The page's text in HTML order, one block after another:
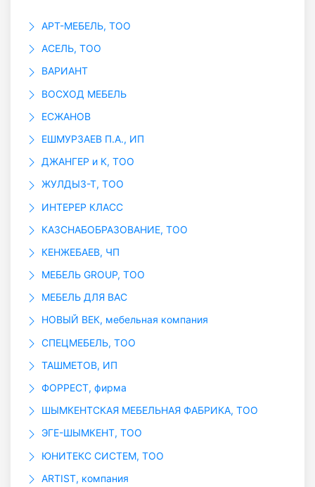
АРТ-МЕБЕЛЬ, ТОО
АСЕЛЬ, ТОО
ВАРИАНТ
ВОСХОД МЕБЕЛЬ
ЕСЖАНОВ
ЕШМУРЗАЕВ П.А., ИП
ДЖАНГЕР и К, ТОО
ЖУЛДЫЗ-Т, ТОО
ИНТЕРЕР КЛАСС
КАЗСНАБОБРАЗОВАНИЕ, ТОО
КЕНЖЕБАЕВ, ЧП
МЕБЕЛЬ GROUP, ТОО
МЕБЕЛЬ ДЛЯ ВАС
НОВЫЙ ВЕК, мебельная компания
СПЕЦМЕБЕЛЬ, ТОО
ТАШМЕТОВ, ИП
ФОРРЕСТ, фирма
ШЫМКЕНТСКАЯ МЕБЕЛЬНАЯ ФАБРИКА, ТОО
ЭГЕ-ШЫМКЕНТ, ТОО
ЮНИТЕКС СИСТЕМ, ТОО
ARTIST, компания